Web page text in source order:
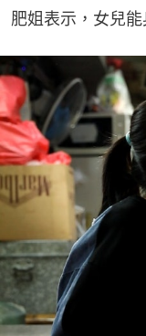
肥姐表示，女兒